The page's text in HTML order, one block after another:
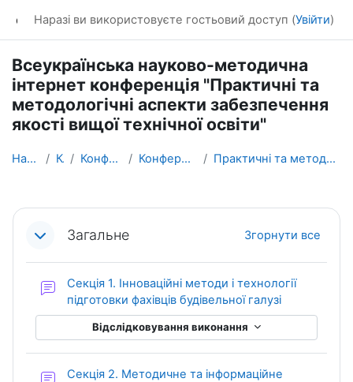
Наразі ви використовуєте гостьовий доступ (Увійти)
Всеукраїнська науково-методична
інтернет конференція "Практичні та
методологічні аспекти забезпечення
якості вищої технічної освіти"
На головну Курси Конференції ХНАДУ Конференції ХНАДУ - 2019 Практичні та методологічні аспекти забезпечення як...
Схема розділу
Загальне Згорнути все
Секція 1. Інноваційні методи і технології
підготовки фахівців будівельної галузі
Відслідковування виконання
Секція 2. Методичне та інформаційне